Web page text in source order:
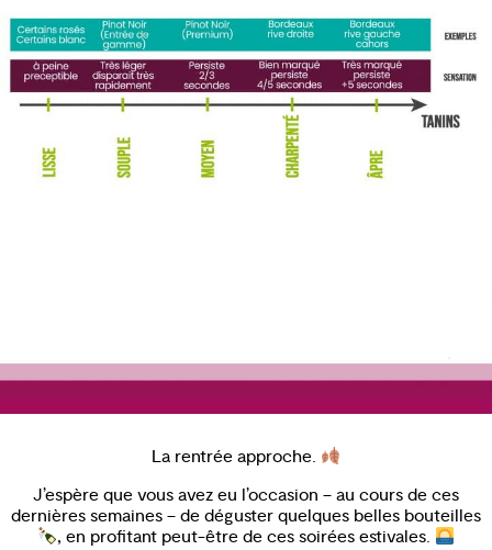
La rentrée approche.
J’espère que vous avez eu l’occasion – au cours de ces
dernières semaines – de déguster quelques belles bouteilles
, en profitant peut-être de ces soirées estivales.